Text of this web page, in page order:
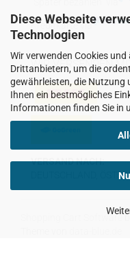
Diese Webseite
Technologien
Wir verwenden Cookies
Drittanbietern, um die
gewährleisten, die Nutzung
Ihnen ein bestmögliches
Informationen finden Sie in
Kreditkarte via
WIR VERSENDEN
VERSAND NACH:
DEUTSCHLAND,
Shopping Cart Software